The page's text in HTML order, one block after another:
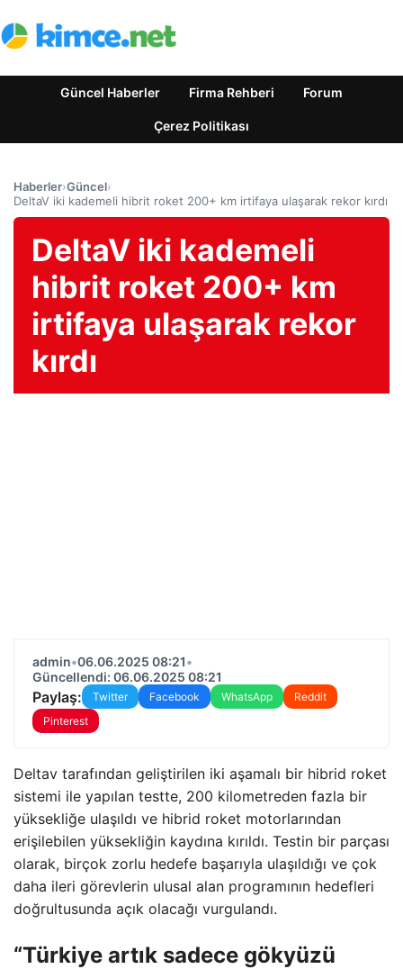
Güncel Haberler Firma Rehberi Forum
Çerez Politikası
Haberler›Güncel›
DeltaV iki kademeli hibrit roket 200+ km irtifaya ulaşarak rekor kırdı
DeltaV iki kademeli
hibrit roket 200+ km
irtifaya ulaşarak rekor
kırdı
admin•06.06.2025 08:21•
Güncellendi: 06.06.2025 08:21
Paylaş: Twitter Facebook WhatsApp
Reddit
Pinterest
Deltav tarafından geliştirilen iki aşamalı bir hibrid roket
sistemi ile yapılan testte, 200 kilometreden fazla bir
yüksekliğe ulaşıldı ve hibrid roket motorlarından
erişilebilen yüksekliğin kaydına kırıldı. Testin bir parçası
olarak, birçok zorlu hedefe başarıyla ulaşıldığı ve çok
daha ileri görevlerin ulusal alan programının hedefleri
doğrultusunda açık olacağı vurgulandı.
“Türkiye artık sadece gökyüzü